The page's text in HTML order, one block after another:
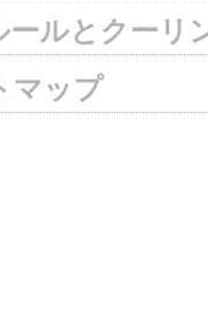
ールとクーリ
マップ